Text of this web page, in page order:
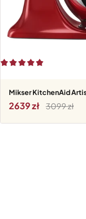
Mikser KitchenAid
2639 3099